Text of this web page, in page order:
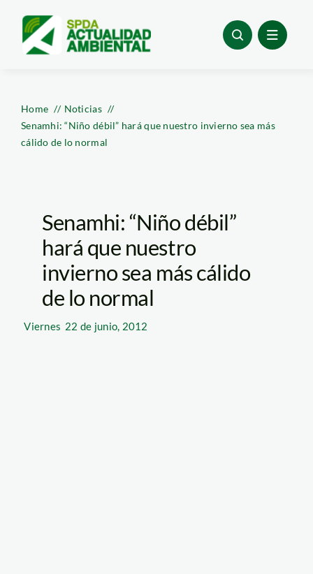
content
Home
Noticias
Senamhi: “Niño débil” hará que nuestro invierno sea más
cálido de lo normal
Senamhi: “Niño débil”
hará que nuestro
invierno sea más cálido
de lo normal
Viernes 22 de junio, 2012